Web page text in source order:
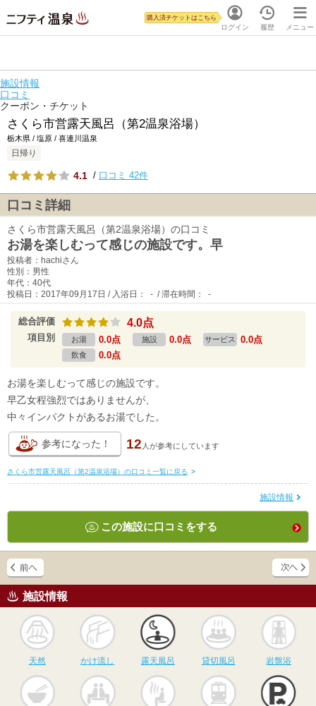
ログイン
購入済チケットはこちら
履歴 メニュー
施設情報
口コミ
クーポン・チケット
さくら市営露天風呂（第2温泉浴場）
栃木県 / 塩原 / 喜連川温泉
日帰り
4.1 / 口コミ 42件
口コミ詳細
さくら市営露天風呂（第2温泉浴場）の口コミ
お湯を楽しむって感じの施設です。早
投稿者：hachiさん
性別：男性
年代：40代
投稿日：2017年09月17日 / 入浴日： - / 滞在時間： -
総合評価 4.0点
項目別 お湯 0.0点 施設 0.0点 サービス 0.0点
飲食 0.0点
お湯を楽しむって感じの施設です。
早乙女程強烈ではありませんが、
中々インパクトがあるお湯でした。
参考になった！ 12 人が参考にしています
さくら市営露天風呂（第2温泉浴場）の口コミ一覧に戻る >
施設情報
この施設に口コミをする
施設情報
天然
かけ流し
かけ流し
露天風呂
露天風呂
貸切風呂
貸切風呂 岩盤浴
サウナ